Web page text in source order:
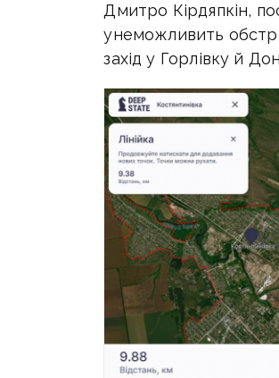
Дмитро Кірдяпкін,
унеможливить
захід у Горлівку й